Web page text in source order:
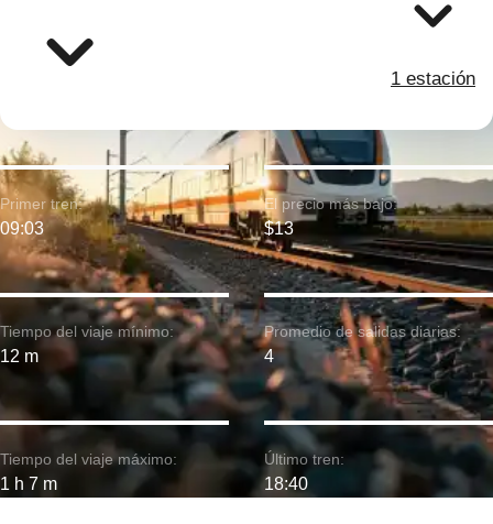
1 estación
Tiempo del viaje mínimo:
12 m
Primer tren:
09:03
Tiempo del viaje máximo:
1 h 7 m
El precio más bajo:
$13
Promedio de salidas diarias:
4
Último tren:
18:40